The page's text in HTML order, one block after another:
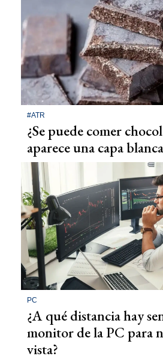
#ATR
¿Se puede comer
aparece una capa
PC
¿A qué distancia hay
monitor de la PC para
vista?